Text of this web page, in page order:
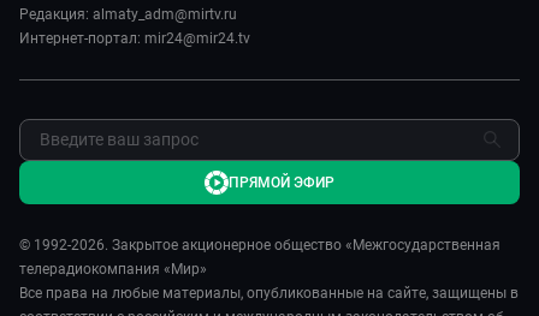
Обратная связь
Редакция: almaty_adm@mirtv.ru
Интернет-портал: mir24@mir24.tv
© 1992-2026. Закрытое акционерное общество «Межгосударственная
телерадиокомпания «Мир»
Все права на любые материалы, опубликованные на сайте, защищены в
ПРЯМОЙ ЭФИР